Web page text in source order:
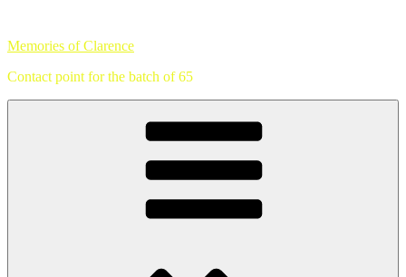
content
Memories of Clarence
Contact point for the batch of 65